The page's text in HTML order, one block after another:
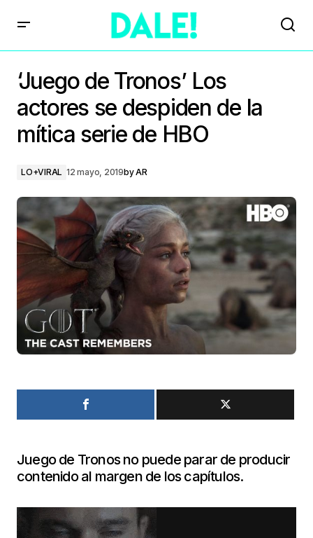
‘Juego de Tronos’ Los
actores se despiden de la
mítica serie de HBO
LO+VIRAL 12 mayo, 2019byAR
Juego de Tronos no puede parar de producir
contenido al margen de los capítulos.